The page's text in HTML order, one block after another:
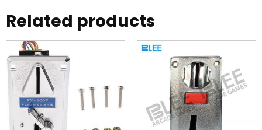
Related products